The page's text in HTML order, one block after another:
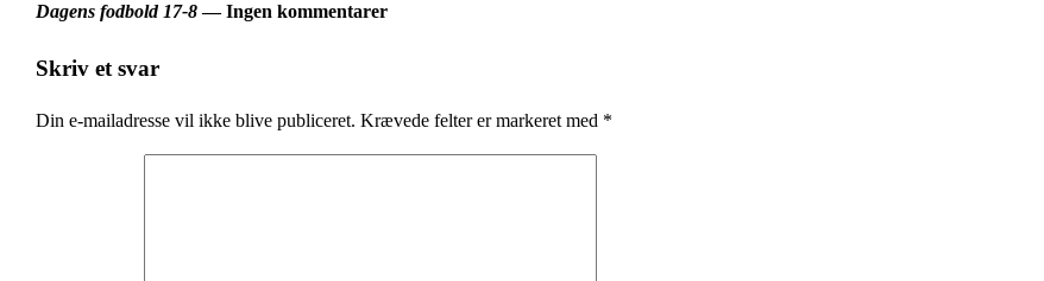
Dagens fodbold 17-8— Ingen kommentarer
Skriv et svar
Din e-mailadresse vil ikke blive publiceret. Krævede felter er markeret med *